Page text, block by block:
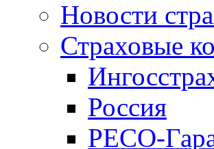
Новости
Страховые
Россия
РЕСО-